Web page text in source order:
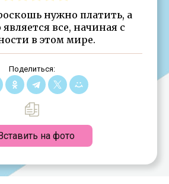
нужно платить, а
все, начиная с
в этом мире.
Поделиться:
на фото